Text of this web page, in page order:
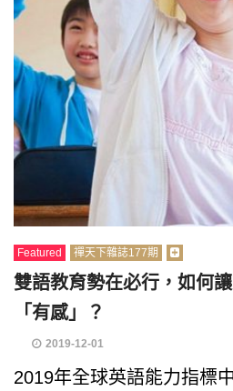
Featured 禪天下雜誌177期
雙語教育勢在必行，如何
「有感」？
2019-12-01
2019年全球英語能力指標